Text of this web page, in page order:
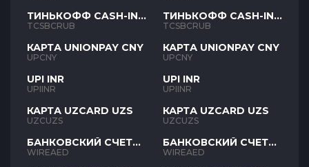
ТИНЬКОФФ CASH-IN
RUB
TCSBCRUB
КАРТА UNIONPAY CNY
UPCNY
UPI INR
UPIINR
КАРТА UZCARD UZS
UZCUZS
БАНКОВСКИЙ СЧЕТ
AED
WIREAED
ТИНЬКОФФ CASH-IN
RUB
TCSBCRUB
КАРТА UNIONPAY CNY
UPCNY
UPI INR
UPIINR
КАРТА UZCARD UZS
UZCUZS
БАНКОВСКИЙ СЧЕТ
AED
WIREAED